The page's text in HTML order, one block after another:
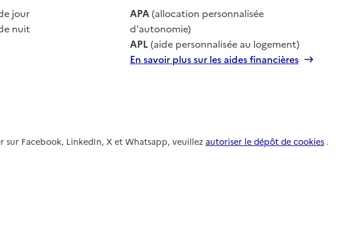
jour
: non disponible
nuit
: non disponible
APA(allocation personnalisée
d'autonomie)
APL(aide personnalisée au logement)
En savoir plus sur les aides financières
sur Facebook, LinkedIn, X et Whatsapp, veuillez autoriser le dépôt de cookies .